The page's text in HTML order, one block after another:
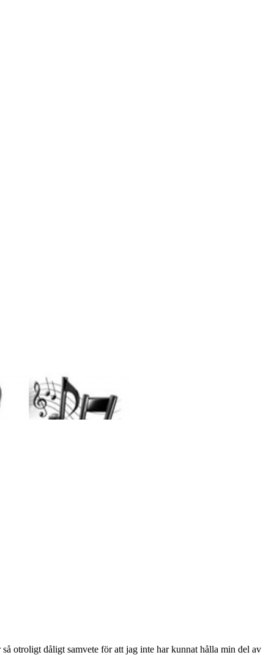
otroligt dåligt samvete för att jag inte har kunnat hålla min del av